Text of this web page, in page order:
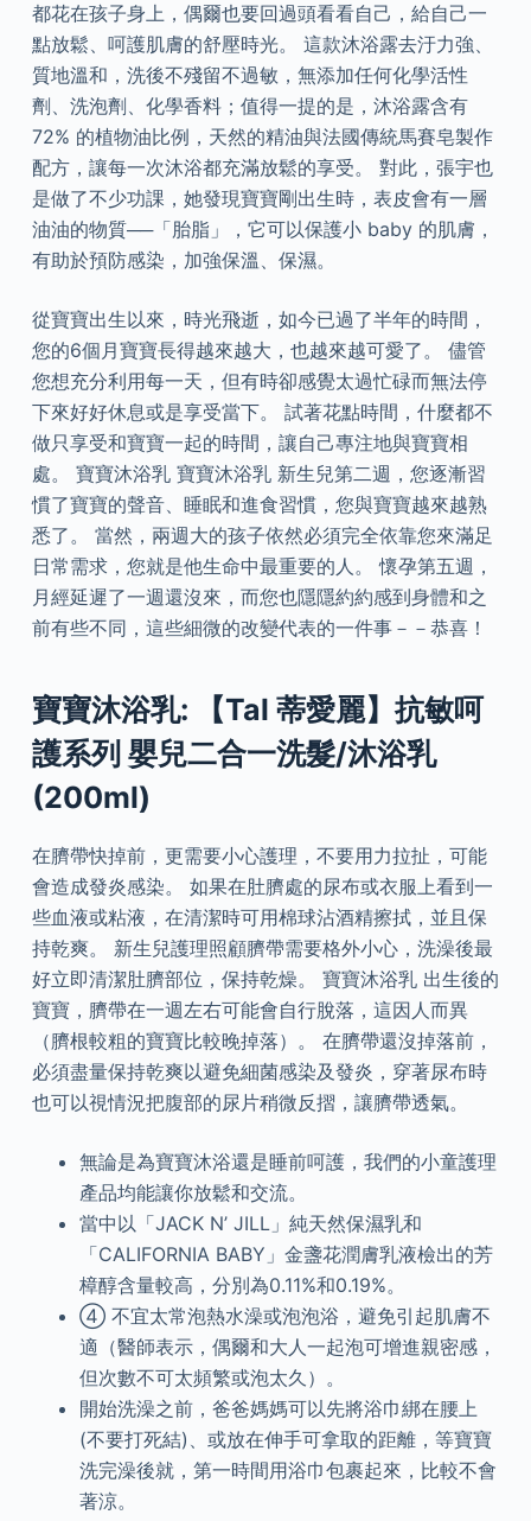
都花在孩子身上，偶爾也要回過頭看看自己，給自己一
點放鬆、呵護肌膚的舒壓時光。 這款沐浴露去汙力強、
質地溫和，洗後不殘留不過敏，無添加任何化學活性
劑、洗泡劑、化學香料；值得一提的是，沐浴露含有
72% 的植物油比例，天然的精油與法國傳統馬賽皂製作
配方，讓每一次沐浴都充滿放鬆的享受。 對此，張宇也
是做了不少功課，她發現寶寶剛出生時，表皮會有一層
油油的物質──「胎脂」，它可以保護小 baby 的肌膚，
有助於預防感染，加強保溫、保濕。
從寶寶出生以來，時光飛逝，如今已過了半年的時間，
您的6個月寶寶長得越來越大，也越來越可愛了。 儘管
您想充分利用每一天，但有時卻感覺太過忙碌而無法停
下來好好休息或是享受當下。 試著花點時間，什麼都不
做只享受和寶寶一起的時間，讓自己專注地與寶寶相
處。 寶寶沐浴乳 寶寶沐浴乳 新生兒第二週，您逐漸習
慣了寶寶的聲音、睡眠和進食習慣，您與寶寶越來越熟
悉了。 當然，兩週大的孩子依然必須完全依靠您來滿足
日常需求，您就是他生命中最重要的人。 懷孕第五週，
月經延遲了一週還沒來，而您也隱隱約約感到身體和之
前有些不同，這些細微的改變代表的一件事－－恭喜！
寶寶沐浴乳: 【Tal 蒂愛麗】抗敏呵
護系列 嬰兒二合一洗髮/沐浴乳
(200ml)
在臍帶快掉前，更需要小心護理，不要用力拉扯，可能
會造成發炎感染。 如果在肚臍處的尿布或衣服上看到一
些血液或粘液，在清潔時可用棉球沾酒精擦拭，並且保
持乾爽。 新生兒護理照顧臍帶需要格外小心，洗澡後最
好立即清潔肚臍部位，保持乾燥。 寶寶沐浴乳 出生後的
寶寶，臍帶在一週左右可能會自行脫落，這因人而異
（臍根較粗的寶寶比較晚掉落）。 在臍帶還沒掉落前，
必須盡量保持乾爽以避免細菌感染及發炎，穿著尿布時
也可以視情況把腹部的尿片稍微反摺，讓臍帶透氣。
無論是為寶寶沐浴還是睡前呵護，我們的小童護理
產品均能讓你放鬆和交流。
當中以「JACK N’ JILL」純天然保濕乳和
「CALIFORNIA BABY」金盞花潤膚乳液檢出的芳
樟醇含量較高，分別為0.11%和0.19%。
④ 不宜太常泡熱水澡或泡泡浴，避免引起肌膚不
適（醫師表示，偶爾和大人一起泡可增進親密感，
但次數不可太頻繁或泡太久）。
開始洗澡之前，爸爸媽媽可以先將浴巾綁在腰上
(不要打死結)、或放在伸手可拿取的距離，等寶寶
洗完澡後就，第一時間用浴巾包裹起來，比較不會
著涼。